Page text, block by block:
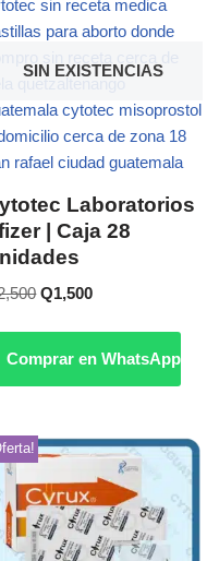
SIN EXISTENCIAS
Laboratorios
| Caja 28
Q1,500
Comprar en WhatsApp